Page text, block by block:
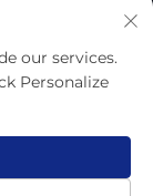
Abonează-te
our services.
Personalize